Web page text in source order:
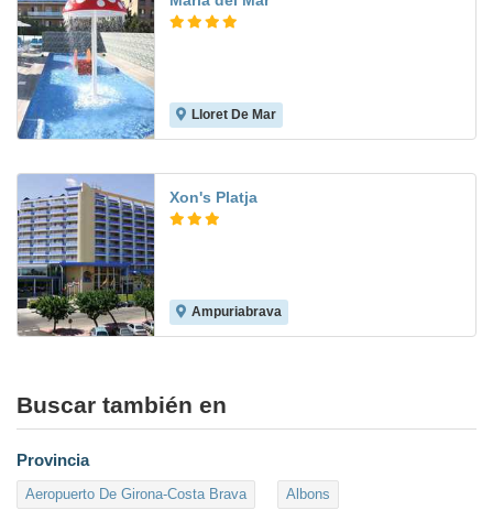
Lloret De Mar
Xon's Platja
Ampuriabrava
Buscar también en
Provincia
Aeropuerto De Girona-Costa Brava Albons